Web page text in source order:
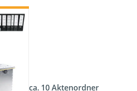
ca. 10 Aktenordner